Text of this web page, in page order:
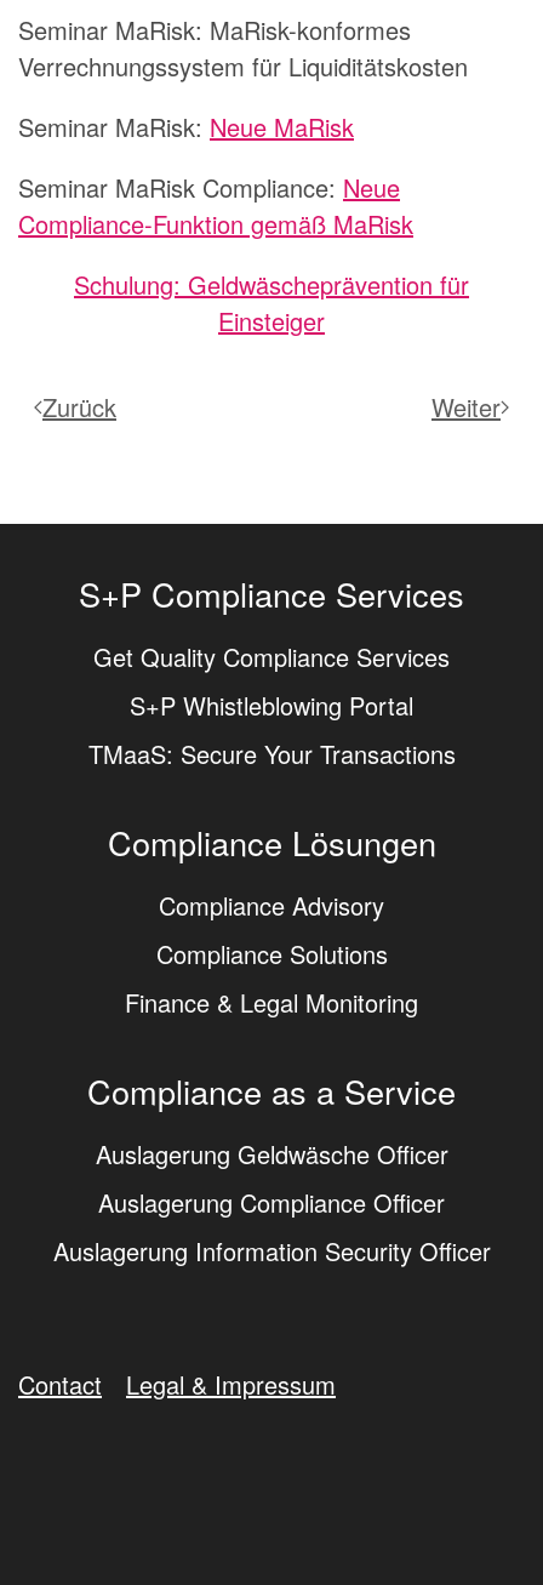
Seminar MaRisk: MaRisk-konformes
Verrechnungssystem für Liquiditätskosten
Seminar MaRisk: Neue MaRisk
Seminar MaRisk Compliance: Neue
Compliance-Funktion gemäß MaRisk
Schulung: Geldwäscheprävention für
Einsteiger
Zurück Weiter
S+P Compliance Services
Get Quality Compliance Services
S+P Whistleblowing Portal
TMaaS: Secure Your Transactions
Compliance Lösungen
Compliance Advisory
Compliance Solutions
Finance & Legal Monitoring
Compliance as a Service
Auslagerung Geldwäsche Officer
Auslagerung Compliance Officer
Auslagerung Information Security Officer
Contact Legal & Impressum